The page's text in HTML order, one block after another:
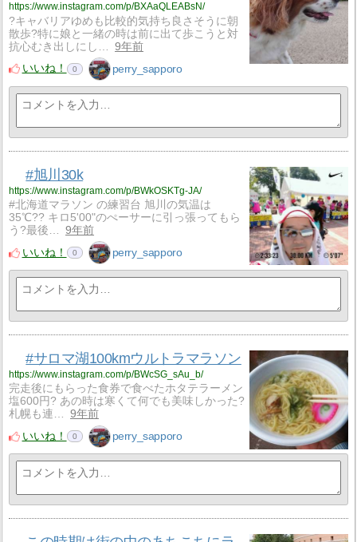
https://www.instagram.com/p/BXAaQLEABsN/
?キャバリアゆめも比較的気持ち良さそうに朝
散歩?特に娘と一緒の時は前に出て歩こうと対
抗心むき出しにし…
9年前
いいね！
0 perry_sapporo
#旭川30k
https://www.instagram.com/p/BWkOSKTg-JA/
#北海道マラソン の練習台 旭川の気温は
35℃?? キロ5'00"のぺーサーに引っ張ってもら
う?最後…
9年前
いいね！
0 perry_sapporo
#サロマ湖100kmウルトラマラソン
https://www.instagram.com/p/BWcSG_sAu_b/
完走後にもらった食券で食べたホタテラーメン
塩600円? あの時は寒くて何でも美味しかった?
札幌も連…
9年前
いいね！
0 perry_sapporo